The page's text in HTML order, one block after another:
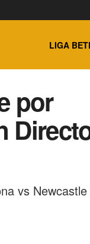
LIGA
por
vs